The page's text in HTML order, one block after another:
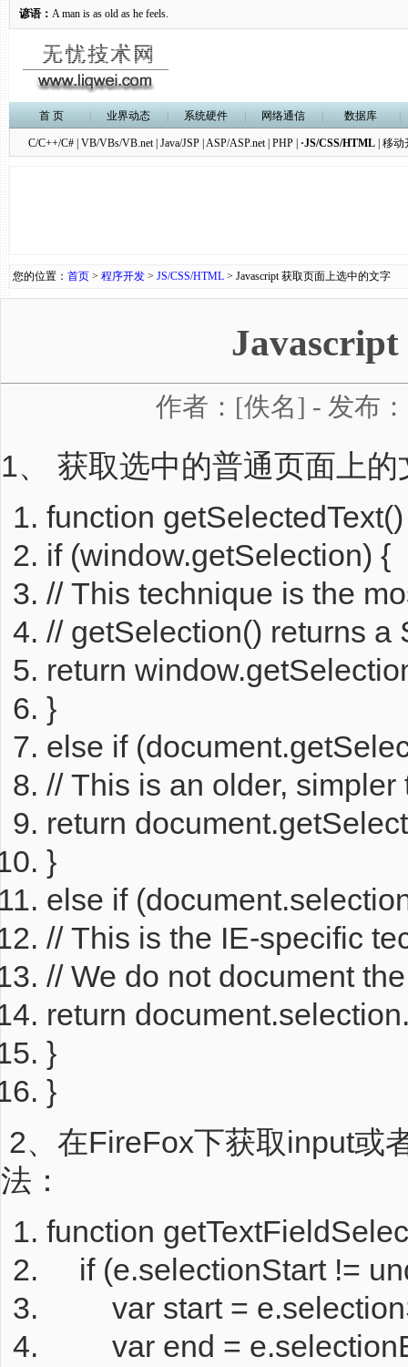
谚语： A man is as old as he feels.
首 页 业界动态 系统硬件 网络通信 数据库
C/C++/C# VB/VBs/VB.net| Java/JSP ASP/ASP.net| PHP ·JS/CSS/HTML 移动
您的位置： 首页 > 程序开发 > JS/CSS/HTML > Javascript 获取页面上选中的文字
作者：[佚名] - 发布
1、 获取选中的普通页面上
function
if(window.getSelection) {
// This technique is the
// getSelection() returns a
return
}
else if
// This is an older,
return
}
else if
// This is the IE-specific
// We do not document
return
}
}
2、在FireFox下获取input或
法：
function
if(e.selectionStart !=
var start =
var end =